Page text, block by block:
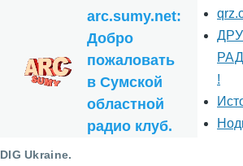
arc.sumy.net:
Добро
пожаловать
в Сумской
областной
радио клуб.
!
DIG Ukraine.